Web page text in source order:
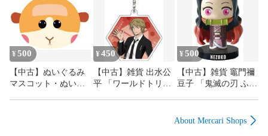
ョン＜10＞」
CAFE 第2弾 トレーデ
ィングSNS風アクリ
ルキーホルダー」
¥500
【中古】ぬいぐるみ
マスコット・ぬいぐ
¥450
【中古】雑貨 出水公
平 「ワールドトリガ
¥500
【中古】雑貨 竈門禰
豆子 「鬼滅の刃 ふる
About Mercari Shops